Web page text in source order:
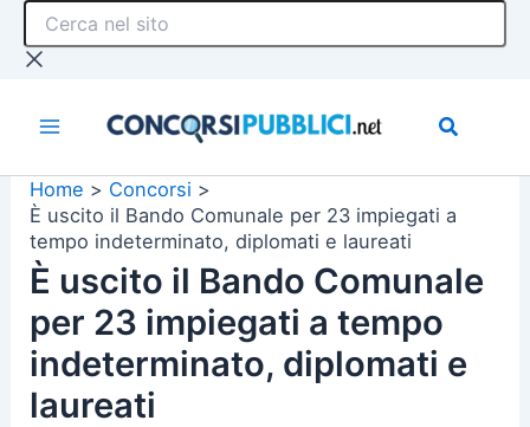
Cerca
sito
Home
Concorsi
È uscito il Bando Comunale per 23 impiegati a
tempo indeterminato, diplomati e laureati
È uscito il Bando Comunale
per 23 impiegati a tempo
indeterminato, diplomati e
laureati